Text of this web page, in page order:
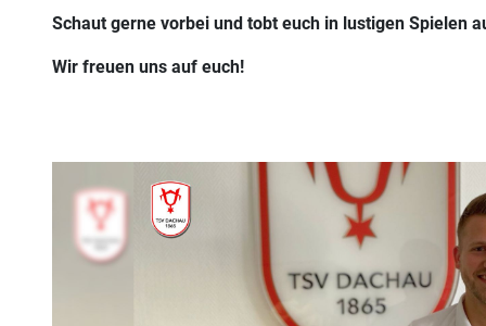
Schaut gerne vorbei und tobt euch in lustigen Spielen
Wir freuen uns auf euch!